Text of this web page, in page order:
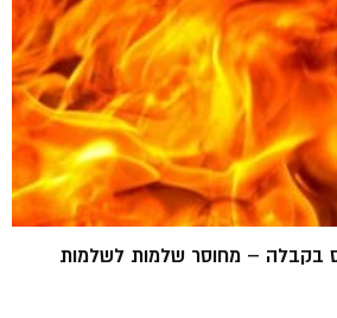
בקבלה – מחוסר שלמות לשלמות